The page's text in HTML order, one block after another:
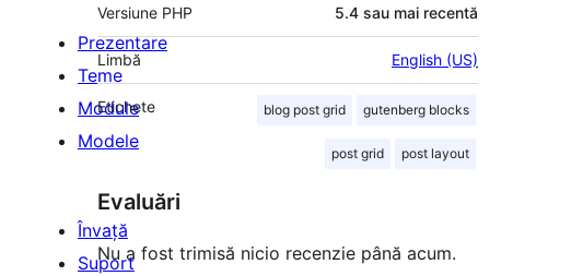
Versiune PHP 5.4 sau mai recentă
Limbă English (US)
Etichete blog post grid gutenberg blocks
post grid post layout
Evaluări
Nu a fost trimisă nicio recenzie până acum.
Prezentare
Teme
Module
Modele
Învață
Suport